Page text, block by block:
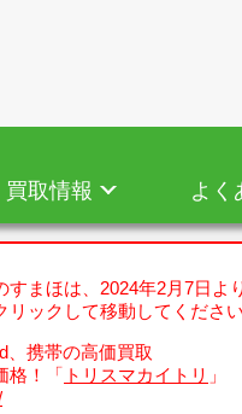
買取情報 よく
すまほは、2024年2月7日よ
ックして移動してください
、携帯の高価買取
格！「 トリスマカイトリ 」